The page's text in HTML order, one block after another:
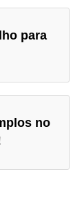
para
no